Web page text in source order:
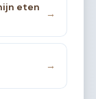
eten
→
→